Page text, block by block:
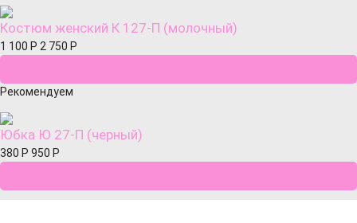
Костюм женский К 127-П (молочный)
1 100 Р 2 750 Р
Рекомендуем
Юбка Ю 27-П (черный)
380 Р 950 Р